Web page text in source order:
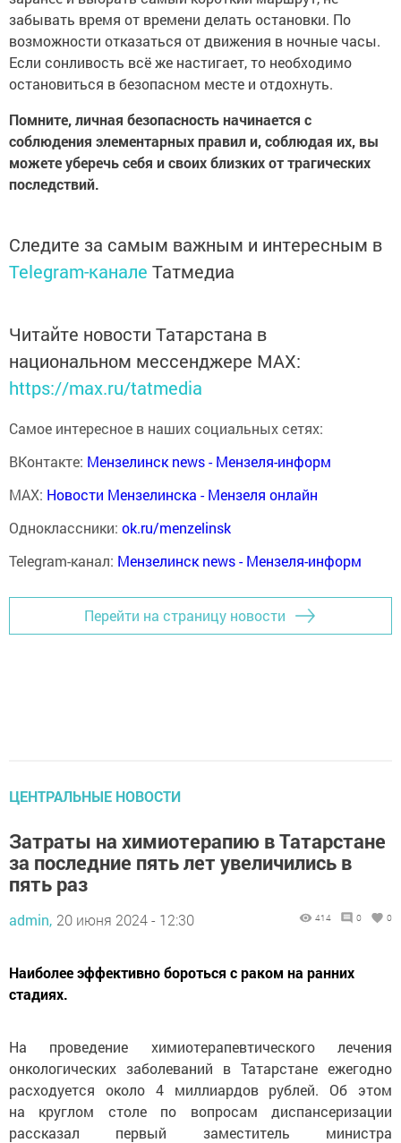
забывать время от времени делать остановки. По
возможности отказаться от движения в ночные часы.
Если сонливость всё же настигает, то необходимо
остановиться в безопасном месте и отдохнуть.
Помните, личная безопасность начинается с
соблюдения элементарных правил и, соблюдая их, вы
можете уберечь себя и своих близких от трагических
последствий.
Следите за самым важным и интересным в
Telegram-канале Татмедиа
Читайте новости Татарстана в
национальном мессенджере MАХ:
https://max.ru/tatmedia
Самое интересное в наших социальных сетях:
ВКонтакте: Мензелинск news - Мензеля-информ
MAX: Новости Мензелинска - Мензеля онлайн
Одноклассники: ok.ru/menzelinsk
Telegram-канал: Мензелинск news - Мензеля-информ
Перейти на страницу новости
ЦЕНТРАЛЬНЫЕ НОВОСТИ
Затраты на химиотерапию в Татарстане
за последние пять лет увеличились в
пять раз
admin, 20 июня 2024 - 12:30 414 0 0
Наиболее эффективно бороться с раком на ранних
стадиях.
На проведение химиотерапевтического лечения
онкологических заболеваний в Татарстане ежегодно
расходуется около 4 миллиардов рублей. Об этом
на круглом столе по вопросам диспансеризации
рассказал первый заместитель министра